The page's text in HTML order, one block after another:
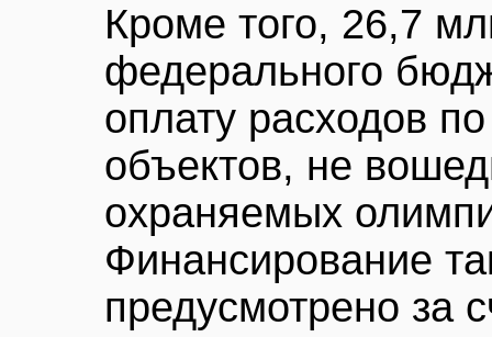
Кроме того, 26,7
федерального
оплату расходов
объектов, не
охраняемых
Финансирование
предусмотрено за